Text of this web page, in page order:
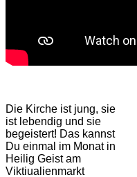
Die Kirche ist jung, sie
ist lebendig und sie
begeistert! Das kannst
Du einmal im Monat in
Heilig Geist am
Viktiualienmarkt